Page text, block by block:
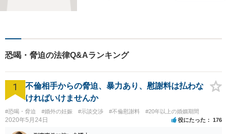
恐喝・脅迫の法律Q&Aランキング
1
不倫相手からの脅迫、暴力あり、慰謝料は払わな
ければいけませんか
#恐喝・脅迫 #婚外の妊娠 #示談交渉 #不倫慰謝料 #20年以上の婚姻期間
2020年5月24日 役にたった 176